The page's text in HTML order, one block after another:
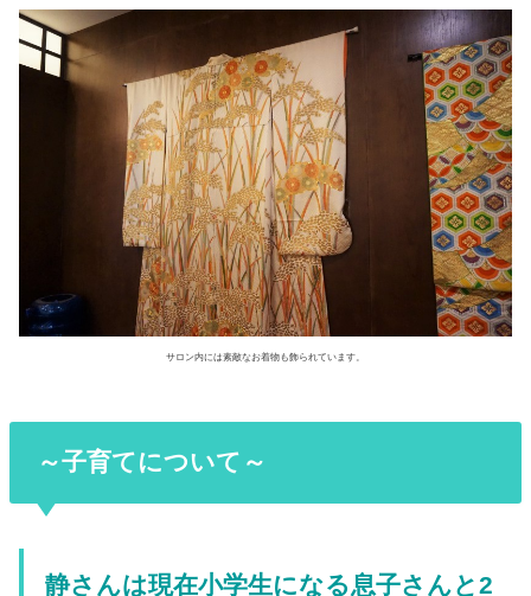
サロン内には素敵なお着物も飾られています。
～子育てについて～
静さんは現在小学生になる息子さんと2